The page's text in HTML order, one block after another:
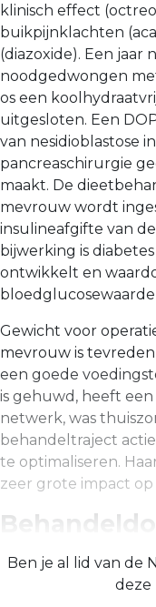
klinisch effect
buikpijnklachten
(diazoxide). Een jaar
noodgedwongen
os een
uitgesloten. Een
van nesidioblastose
pancreaschirurgie
maakt. De
mevrouw wordt
insulineafgifte van
bijwerking is
ontwikkelt en
Gewicht voor
mevrouw is
een goede
is gehuwd, heeft
netwerk, was
behandeltraject
te optimaliseren.
zeer grote impact
Ben je al lid van de
deze